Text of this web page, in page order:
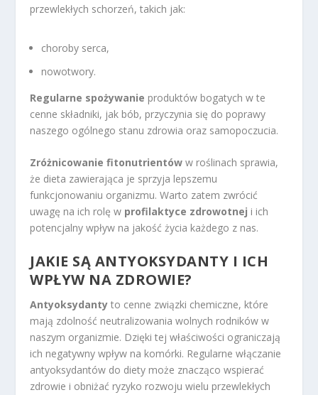
przewlekłych schorzeń, takich jak:
choroby serca,
nowotwory.
Regularne spożywanie produktów bogatych w te
cenne składniki, jak bób, przyczynia się do poprawy
naszego ogólnego stanu zdrowia oraz samopoczucia.
Zróżnicowanie fitonutrientów w roślinach sprawia,
że dieta zawierająca je sprzyja lepszemu
funkcjonowaniu organizmu. Warto zatem zwrócić
uwagę na ich rolę w profilaktyce zdrowotnej i ich
potencjalny wpływ na jakość życia każdego z nas.
JAKIE SĄ ANTYOKSYDANTY I ICH
WPŁYW NA ZDROWIE?
Antyoksydanty to cenne związki chemiczne, które
mają zdolność neutralizowania wolnych rodników w
naszym organizmie. Dzięki tej właściwości ograniczają
ich negatywny wpływ na komórki. Regularne włączanie
antyoksydantów do diety może znacząco wspierać
zdrowie i obniżać ryzyko rozwoju wielu przewlekłych